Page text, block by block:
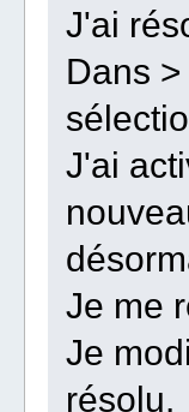
J'ai
Dans
J'ai
Je me
Je
résolu.